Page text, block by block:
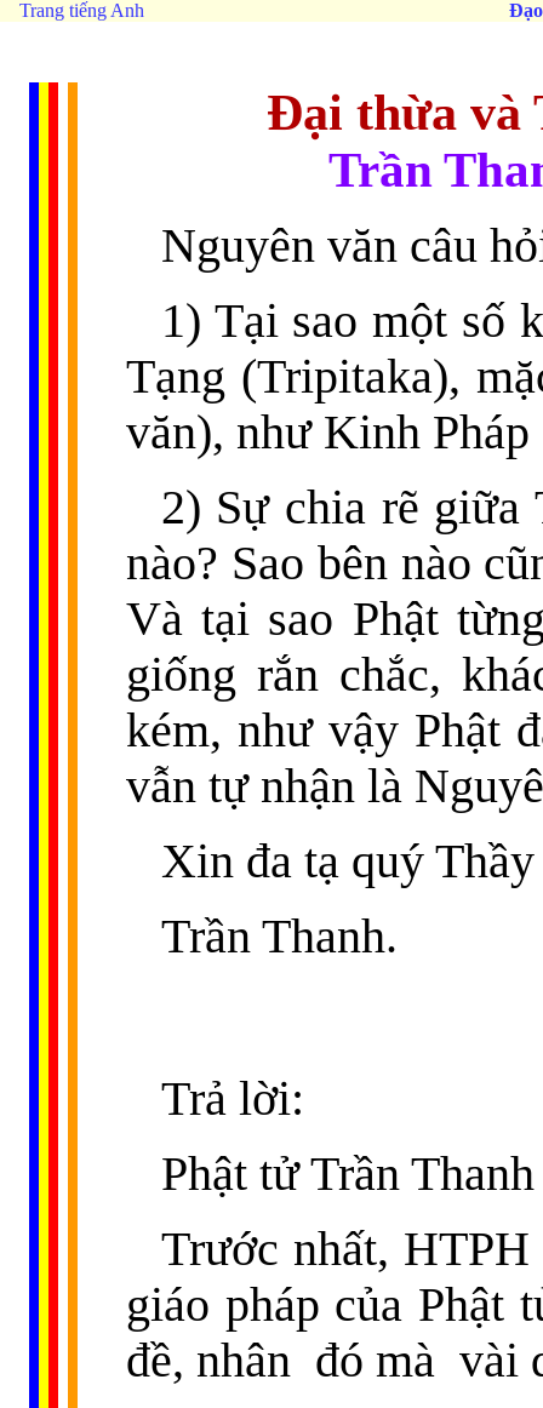
Trang tiếng Anh
Đại thừa và
Trần
Nguyên văn câu
1) Tại sao một số
Tạng (Tripitaka),
văn), như Kinh
2) Sự chia rẽ
nào? Sao bên nào
Và tại sao Phật
giống rắn chắc,
kém, như vậy Phật
vẫn tự nhận là
Xin đa tạ quý
Trần Thanh.
Trả lời:
Phật tử Trần
Trước nhất,
giáo pháp của Phật
đề, nhân đó mà vài